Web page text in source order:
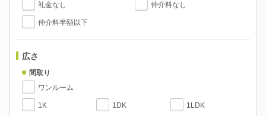
礼金なし 仲介料なし
仲介料半額以下
広さ
間取り
ワンルーム
1K 1DK 1LDK